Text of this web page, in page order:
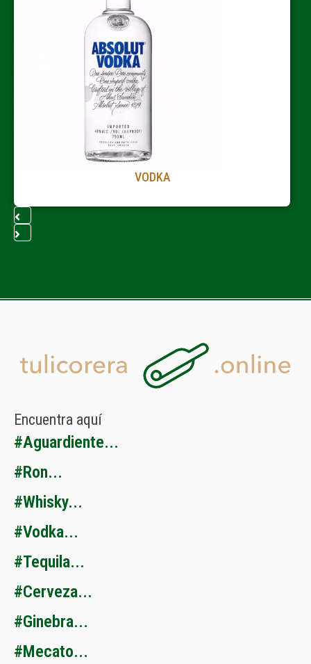
VODKA
Encuentra aquí
#Aguardiente...
#Ron...
#Whisky...
#Vod ka...
#Tequi a...
#Cerveza...
#Ginebra...
#Mecato...